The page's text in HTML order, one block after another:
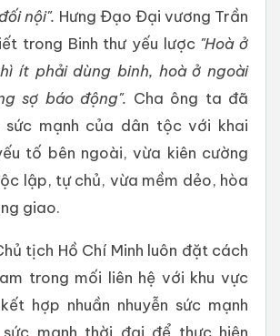
nội". Hưng Đạo Đại vương Trần
trong Binh thư yếu lược "Hoà ở
ít phải dùng binh, hoà ở ngoài
sợ báo động". Cha ông ta đã
mạnh của dân tộc với khai
tố bên ngoài, vừa kiên cường
lập, tự chủ, vừa mềm dẻo, hòa
giao.
tịch Hồ Chí Minh luôn đặt cách
trong mối liên hệ với khu vực
hợp nhuần nhuyễn sức mạnh